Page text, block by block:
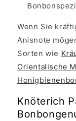
Wenn Sie
Anisnote
Sorten wie
Orientalische
Knöterich